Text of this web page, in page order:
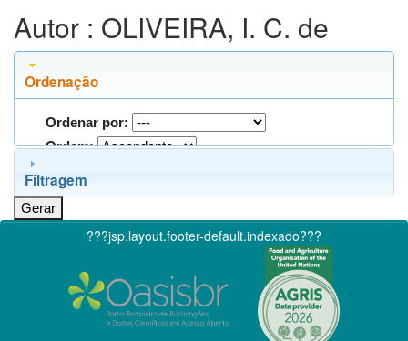
Autor : OLIVEIRA, I. C. de
Ordenação
Ordenar por:
Ordem:
Filtragem
???jsp.layout.footer-default.indexado???